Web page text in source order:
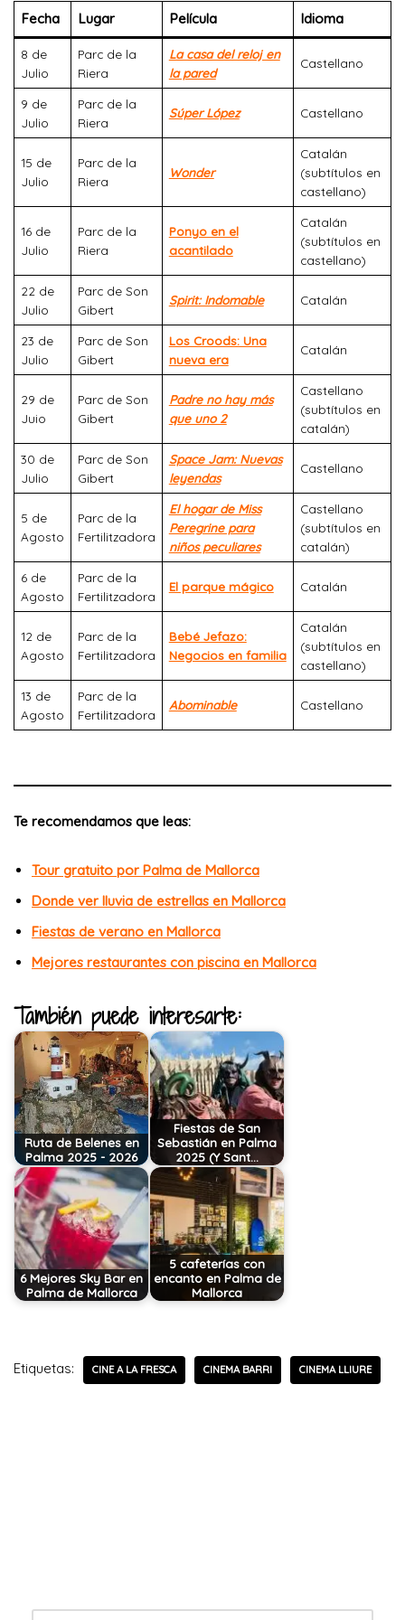
Fecha Lugar Película Idioma
8 de
Julio
Parc de la
Riera
La casa del reloj en
la pared
Castellano
9 de
Julio
Parc de la
Riera
Súper López Castellano
15 de
Julio
Parc de la
Riera
Wonder
Catalán
(subtítulos en
castellano)
16 de
Julio
Parc de la
Riera
Ponyo en el
acantilado
Catalán
(subtítulos en
castellano)
22 de
Julio
Parc de Son
Gibert
Spirit: Indomable Catalán
23 de
Julio
Parc de Son
Gibert
Los Croods: Una
nueva era
Catalán
29 de
Juio
Parc de Son
Gibert
Padre no hay más
que uno 2
Castellano
(subtítulos en
catalán)
30 de
Julio
Parc de Son
Gibert
Space Jam: Nuevas
leyendas
Castellano
5 de
Agosto
Parc de la
Fertilitzadora
El hogar de Miss
Peregrine para
niños peculiares
Castellano
(subtítulos en
catalán)
6 de
Agosto
Parc de la
Fertilitzadora
El parque mágico Catalán
12 de
Agosto
Parc de la
Fertilitzadora
Bebé Jefazo:
Negocios en familia
Catalán
(subtítulos en
castellano)
13 de
Agosto
Parc de la
Fertilitzadora
Abominable Castellano
Te recomendamos que leas:
Tour gratuito por Palma de Mallorca
Donde ver lluvia de estrellas en Mallorca
Fiestas de verano en Mallorca
Mejores restaurantes con piscina en Mallorca
También puede interesarte:
Ruta de Belenes en
Palma 2025 - 2026
Fiestas de San
Sebastián en Palma
2025 (Y Sant…
6 Mejores Sky Bar en
Palma de Mallorca
5 cafeterías con
encanto en Palma de
Mallorca
Etiquetas: CINE A LA FRESCA CINEMA BARRI CINEMA LLIURE